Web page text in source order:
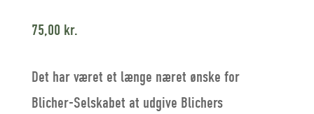
75,00 kr.
Det har været et længe næret ønske for
Blicher-Selskabet at udgive Blichers